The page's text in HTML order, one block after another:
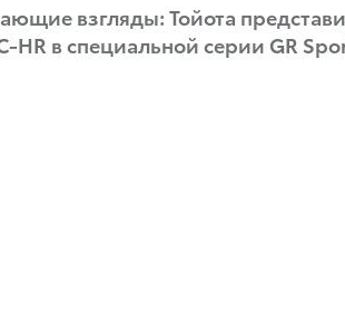
взгляды: Тойота
HR в специальной серии GR